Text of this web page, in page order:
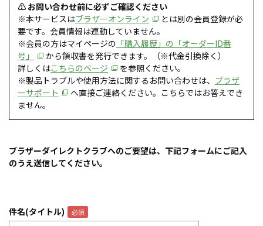
⚠ お問い合わせ前に必ずご確認ください
※本サービスはブラザーオンライン
とは別の会員登録が必
要です。会員情報は連動していません。
※会員の方はマイページの 「購入履歴」の「オーダーID番
号」
から領収書を発行できます。（※代金引換除く）
詳しくはこちらのページ
を参照ください。
※製品トラブルや使用方法に関するお問い合わせは、 ブラザ
ーサポート
へ直接ご連絡ください。こちらではお答えでき
ません。
ブラザーダイレクトクラブへのご要望は、下記フォームにご記入
のうえ送信してください。
件名(タイトル)